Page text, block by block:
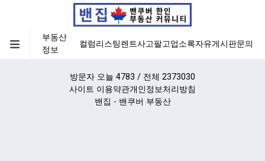
부동산
정보
컬럼리스팅렌트사고팔고업소록자유게시판문의
방문자 오늘 4783 / 전체 2373030
사이트 이용약관개인정보처리방침
밴집 - 밴쿠버 부동산